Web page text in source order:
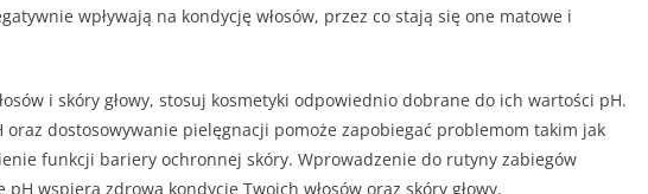
wpływają na kondycję włosów, przez co stają się one matowe i
i skóry głowy, stosuj kosmetyki odpowiednio dobrane do ich wartości pH.
dostosowywanie pielęgnacji pomoże zapobiegać problemom takim jak
funkcji bariery ochronnej skóry. Wprowadzenie do rutyny zabiegów
wspiera zdrową kondycję Twoich włosów oraz skóry głowy.